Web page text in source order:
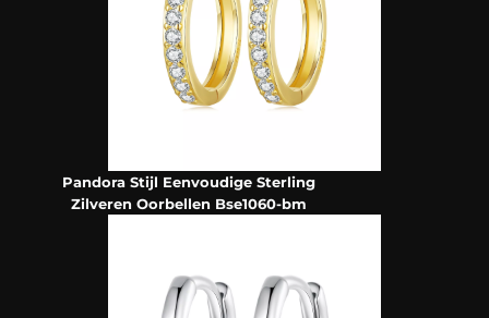
Pandora Stijl Eenvoudige Sterling
Zilveren Oorbellen Bse1060-bm